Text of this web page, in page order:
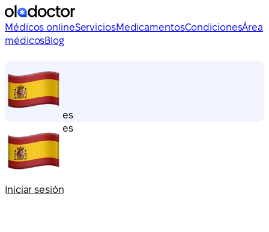
Médicos onlineServiciosMedicamentosCondicionesÁrea
médicosBlog
es
es
Iniciar sesión